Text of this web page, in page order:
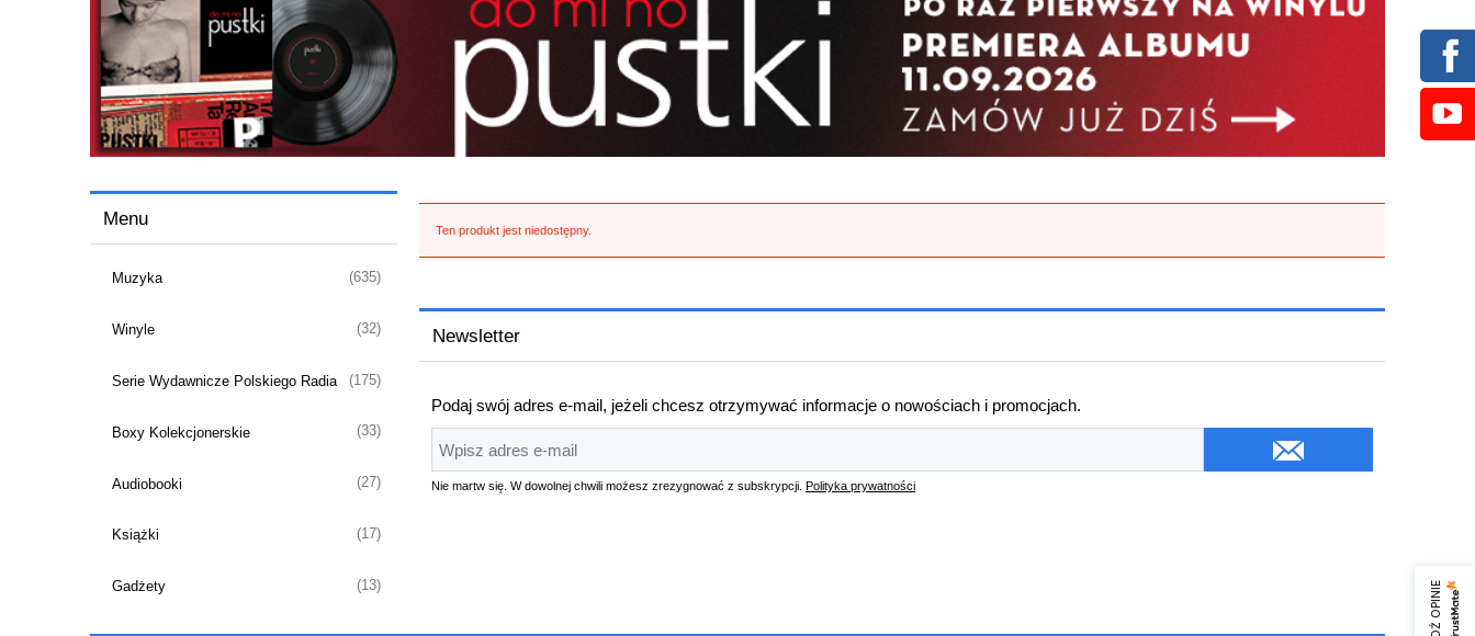
Menu
Muzyka (635)
Winyle (32)
Serie Wydawnicze Polskiego Radia (175)
Boxy Kolekcjonerskie (33)
Audiobooki (27)
Książki (17)
Gadżety (13)
Ten produkt jest niedostępny.
Newsletter
Podaj swój adres e-mail, jeżeli chcesz otrzymywać informacje o nowościach i promocjach.
Nie martw się. W dowolnej chwili możesz zrezygnować z subskrypcji. Polityka prywatności